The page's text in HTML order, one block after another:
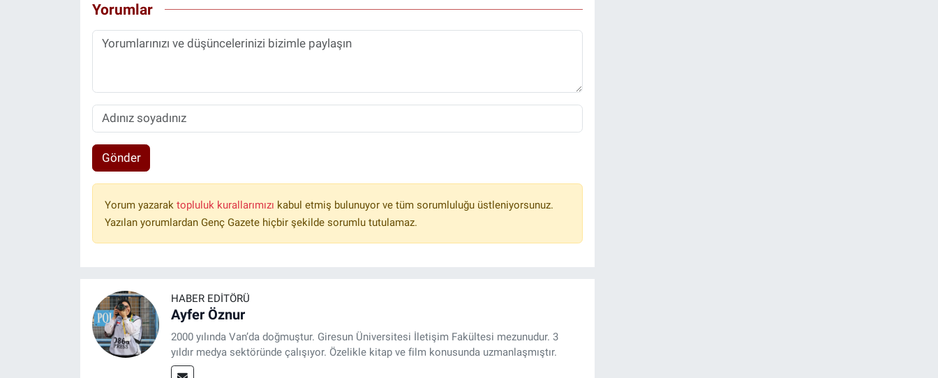
Yorumlar
Gönder
Yorum yazarak topluluk kurallarımızı kabul etmiş bulunuyor ve tüm sorumluluğu üstleniyorsunuz.
Yazılan yorumlardan Genç Gazete hiçbir şekilde sorumlu tutulamaz.
HABER EDITÖRÜ
Ayfer Öznur
2000 yılında Van’da doğmuştur. Giresun Üniversitesi İletişim Fakültesi mezunudur. 3
yıldır medya sektöründe çalışıyor. Özelikle kitap ve film konusunda uzmanlaşmıştır.